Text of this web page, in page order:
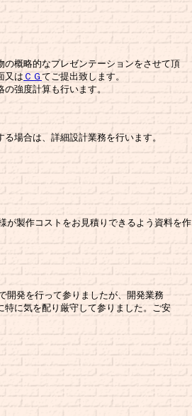
概略的なプレゼンテーションをさせて頂
又は ＣＧてご提出致します。
強度計算も行います。
合は、詳細設計業務を行います。
製作コストをお見積りできるよう資料を作
発を行って参りましたが、開発業務
に気を配り厳守して参りました。ご安